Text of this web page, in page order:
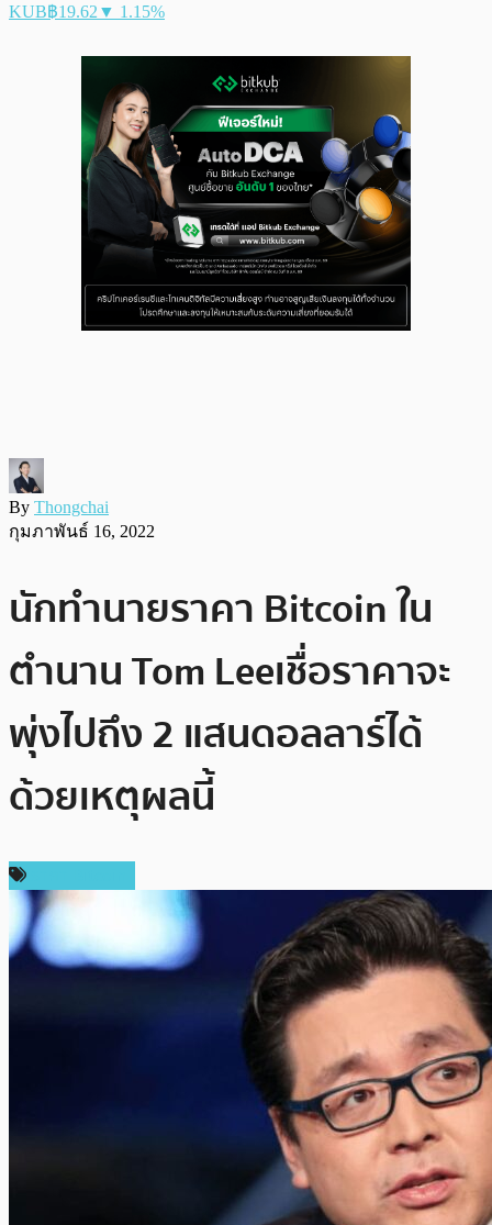
KUB฿19.62 ▼ 1.15%
By Thongchai
กุมภาพันธ์ 16, 2022
นักทำนายราคา Bitcoin ใน
ตำนาน Tom Lee เชื่อราคาจะ
พุ่งไปถึง 2 แสนดอลลาร์ได้
ด้วยเหตุผลนี้